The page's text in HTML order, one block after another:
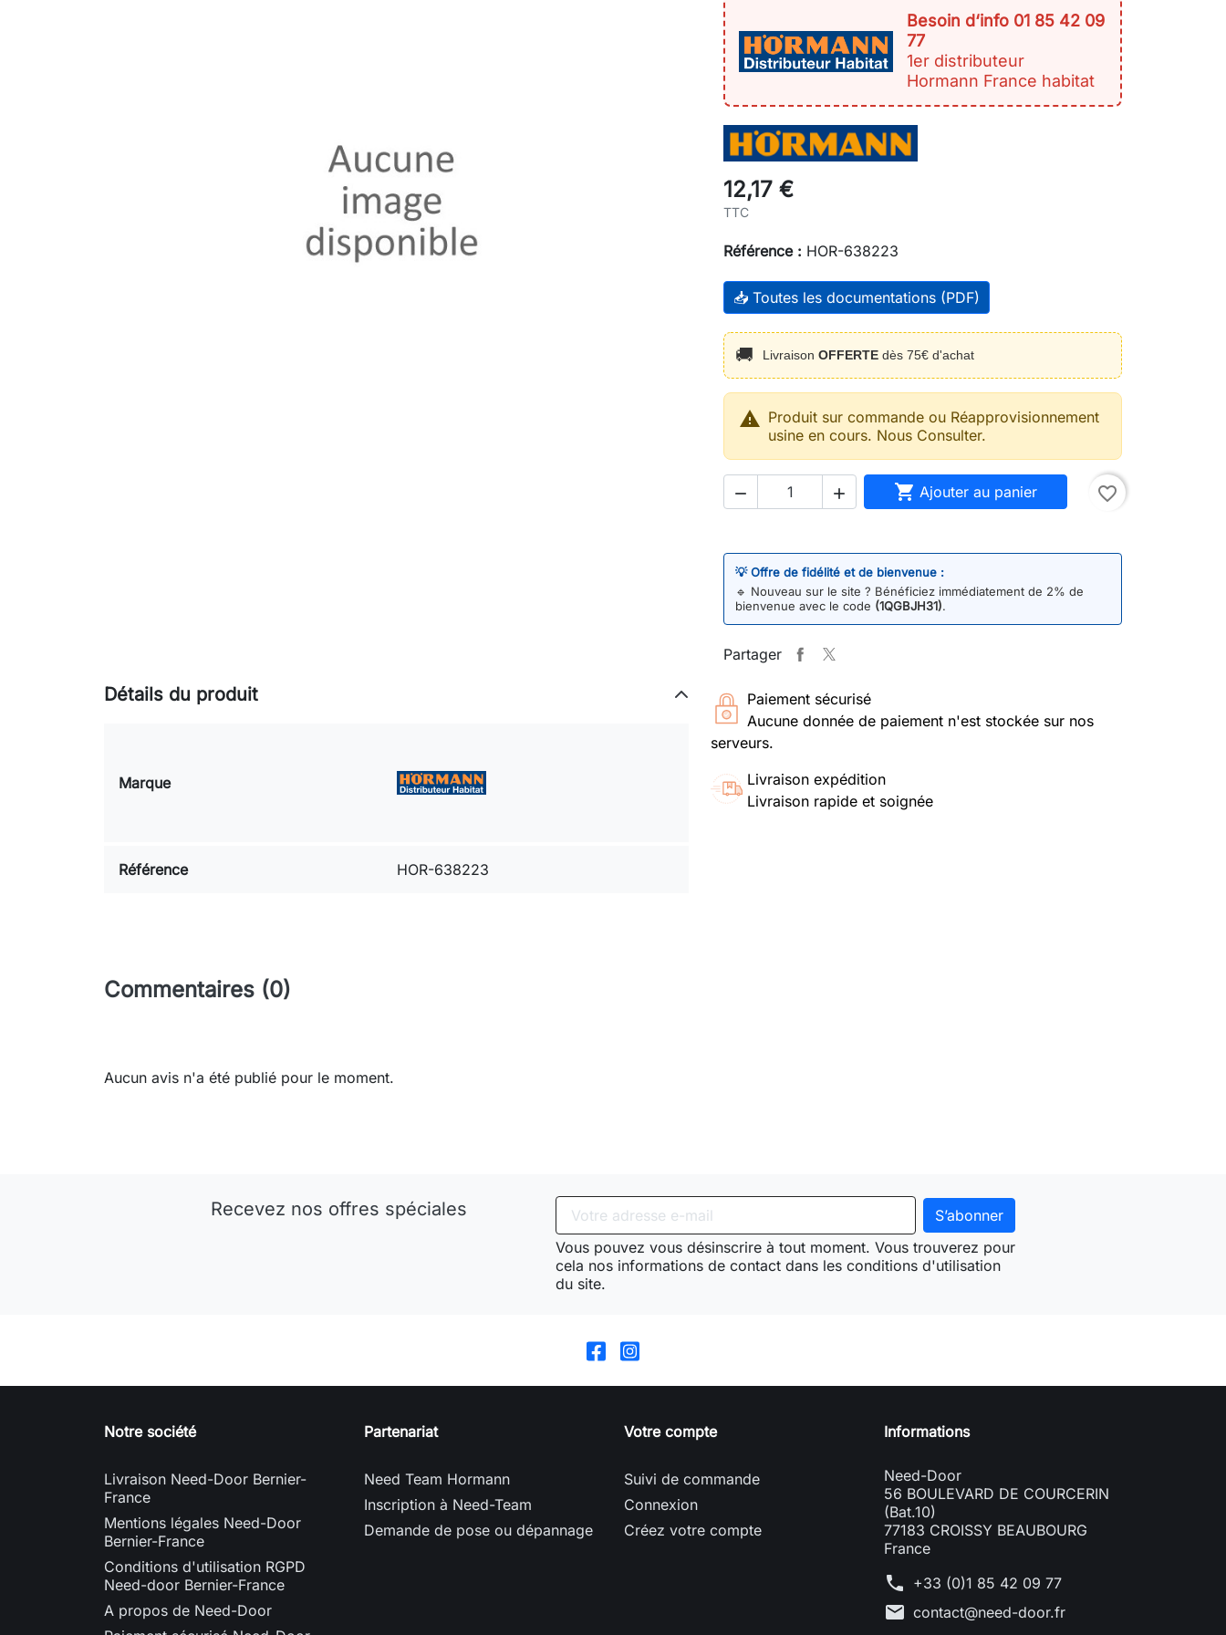
Besoin d‘info 01 85 42 09
77
1er distributeur
Hormann France habitat
12,17 €
TTC
Référence : HOR-638223
📥 Toutes les documentations (PDF)
🚚 Livraison OFFERTE dès 75€ d'achat
 Produit sur commande ou Réapprovisionnement
usine en cours. Nous Consulter.
   Ajouter au panier favorite_border
💡 Offre de fidélité et de bienvenue :
🔹 Nouveau sur le site ? Bénéficiez immédiatement de 2% de
bienvenue avec le code (1QGBJH31).
Partager
Paiement sécurisé
Aucune donnée de paiement n'est stockée sur nos
serveurs.
Livraison expédition
Livraison rapide et soignée
Détails du produit
Marque
Référence HOR-638223
Commentaires (0)
Aucun avis n'a été publié pour le moment.
Recevez nos offres spéciales
Vous pouvez vous désinscrire à tout moment. Vous trouverez pour
cela nos informations de contact dans les conditions d'utilisation
du site.
Notre société
Livraison Need-Door Bernier-
France
Mentions légales Need-Door
Bernier-France
Conditions d'utilisation RGPD
Need-door Bernier-France
A propos de Need-Door
Partenariat
Need Team Hormann
Inscription à Need-Team
Demande de pose ou dépannage
Votre compte
Suivi de commande
Connexion
Créez votre compte
Informations
Need-Door
56 BOULEVARD DE COURCERIN
(Bat.10)
77183 CROISSY BEAUBOURG
France
phone +33 (0)1 85 42 09 77
mail contact@need-door.fr